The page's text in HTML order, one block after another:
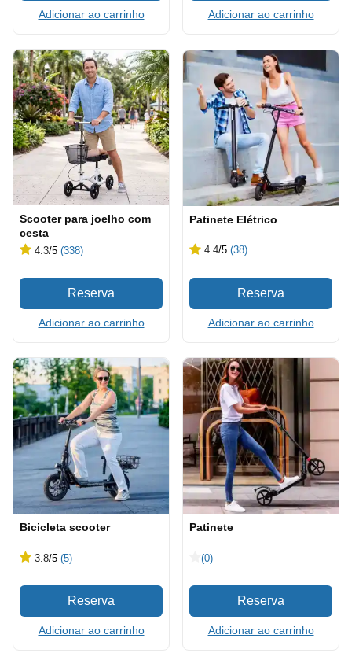
Adicionar ao carrinho Adicionar ao carrinho
Scooter para joelho com
cesta
4.3/5 (338)
Adicionar ao carrinho
Patinete Elétrico
4.4/5 (38)
Adicionar ao carrinho
Bicicleta scooter
3.8/5 (5)
Adicionar ao carrinho
Patinete
(0)
Adicionar ao carrinho